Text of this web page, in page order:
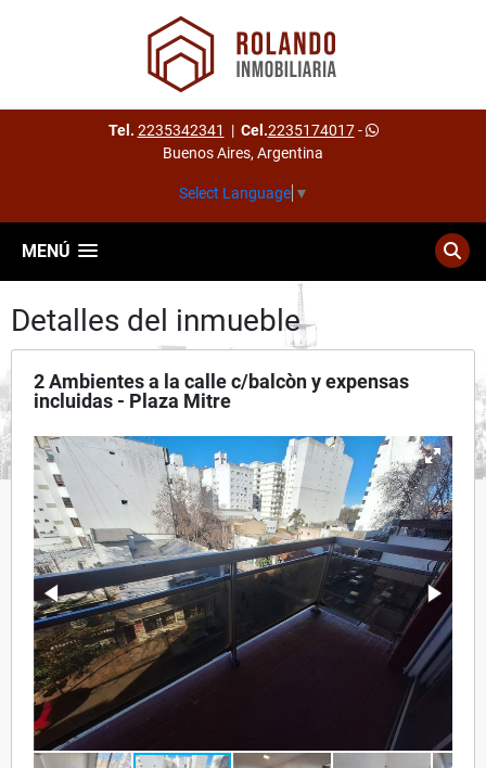
Tel. 2235342341 | Cel.2235174017-
Buenos Aires, Argentina
Select Language ▼
MENÚ
Detalles del inmueble
2 Ambientes a la calle c/balcòn y expensas
incluidas - Plaza Mitre